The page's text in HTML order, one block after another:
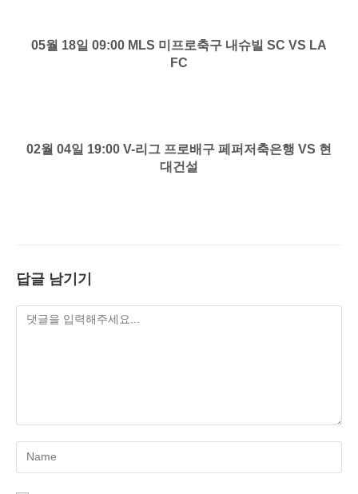
05월 18일 09:00 MLS 미프로축구 내슈빌 SC VS LA
FC
02월 04일 19:00 V-리그 프로배구 페퍼저축은행 VS 현
대건설
답글 남기기
Enter
your
name